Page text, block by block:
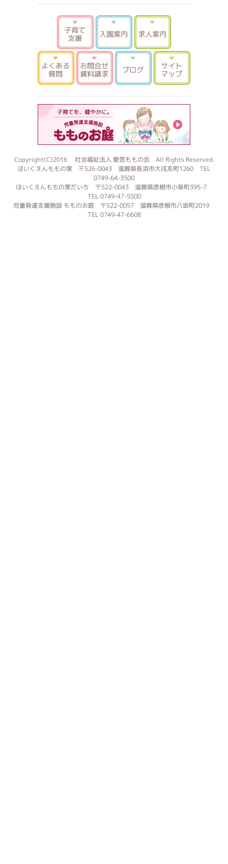
子育て支援入園案内
よくある質問お問合せ 資料請求
ブログ
Copyright(C)2016 社会福祉法人 愛悠ももの会 All Rights Reserved.
ほいくえんももの家 〒526-0043 滋賀県長浜市大戌亥町1260 TEL
0749-64-3500
ほいくえんももの家だいち 〒522-0043 滋賀県彦根市小泉町395-7
TEL 0749-47-5500
児童発達支援施設 もものお庭 〒522-0057 滋賀県彦根市八坂町2019
TEL 0749-47-6608